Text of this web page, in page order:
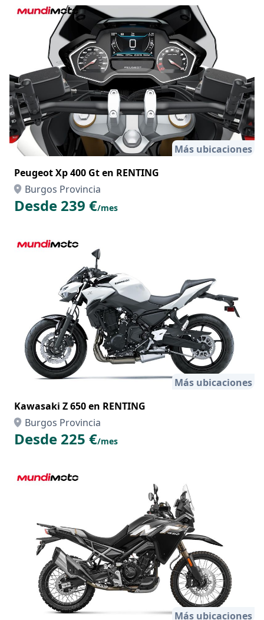
Más ubicaciones
Peugeot Xp 400 Gt en RENTING
Burgos Provincia
Desde 239 €/mes
Más ubicaciones
Kawasaki Z 650 en RENTING
Burgos Provincia
Desde 225 €/mes
Más ubicaciones